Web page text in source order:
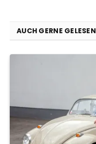
AUCH GERNE GELESEN